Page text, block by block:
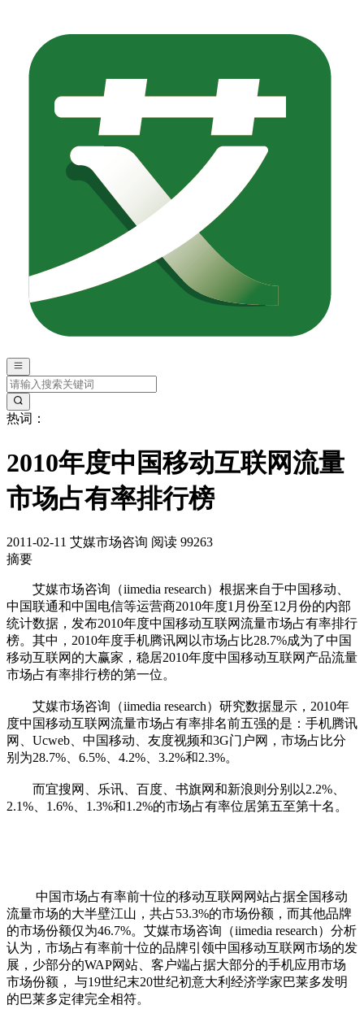
热词：
2010年度中国移动互联网流量
市场占有率排行榜
2011-02-11 艾媒市场咨询 阅读 99263
摘要
艾媒市场咨询（iimedia research）根据来自于中国移动、
中国联通和中国电信等运营商2010年度1月份至12月份的内部
统计数据，发布2010年度中国移动互联网流量市场占有率排行
榜。其中，2010年度手机腾讯网以市场占比28.7%成为了中国
移动互联网的大赢家，稳居2010年度中国移动互联网产品流量
市场占有率排行榜的第一位。
艾媒市场咨询（iimedia research）研究数据显示，2010年
度中国移动互联网流量市场占有率排名前五强的是：手机腾讯
网、Ucweb、中国移动、友度视频和3G门户网，市场占比分
别为28.7%、6.5%、4.2%、3.2%和2.3%。
而宜搜网、乐讯、百度、书旗网和新浪则分别以2.2%、
2.1%、1.6%、1.3%和1.2%的市场占有率位居第五至第十名。
中国市场占有率前十位的移动互联网网站占据全国移动
流量市场的大半壁江山，共占53.3%的市场份额，而其他品牌
的市场份额仅为46.7%。艾媒市场咨询（iimedia research）分析
认为，市场占有率前十位的品牌引领中国移动互联网市场的发
展，少部分的WAP网站、客户端占据大部分的手机应用市场
市场份额， 与19世纪末20世纪初意大利经济学家巴莱多发明
的巴莱多定律完全相符。